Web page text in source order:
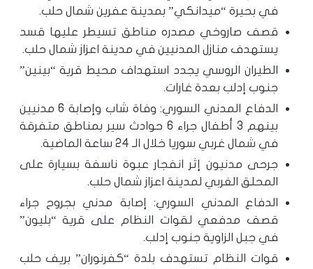
في بحيرة “ميدانكي” بمدينة عفرين شمال حلب.
قصف صاروخي مصدره مناطق تسيطر عليها قسد
يستهدف منازل المدنيين في مدينة اعزاز شمال حلب.
الطيران الروسي يجدد استهداف محيط قرية “بينين”
جنوب إدلب بعدة غارات.
الدفاع المدني السوري: وفاة شاب وإصابة 6 مدنيين
بينهم 3 أطفال جراء 6 حوادث سير بمناطق متفرقة
في شمال غربي سوريا خلال الـ 24 ساعة الماضية.
جرحى مدنيون إثر انفجار عبوة ناسفة بسيارة على
المحلق الغربي لمدينة اعزاز شمال حلب.
الدفاع المدني السوري: إصابة مدني بجروح جراء
قصف مدفعي لقوات النظام على قرية “بليون”
في جبل الزاوية جنوب إدلب.
قوات النظام تستهدف بلدة “كفرنوران” بريف حلب